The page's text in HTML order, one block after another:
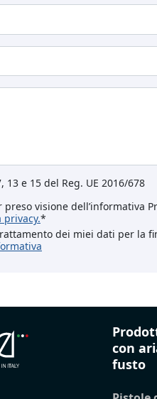
e 15 del Reg. UE 2016/678
preso visione dell’informativa
privacy.*
dei miei dati per la
con
fusto